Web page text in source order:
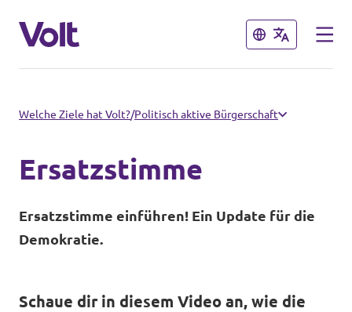
Schließen
Volt in Nordrhein-Westfalen
Website von Volt NRW
Volt in Deutschland
Website
Schließen
Über Volt
Welche Ziele hat Volt?/Politisch aktive Bürgerschaft
Ersatzstimme
Ersatzstimme einführen! Ein Update für die
Demokratie.
Schaue dir in diesem Video an, wie die